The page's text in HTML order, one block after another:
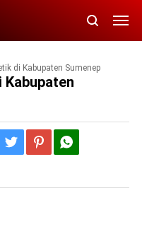
di Kabupaten Sumenep